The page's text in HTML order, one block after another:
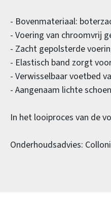
- Bovenmateriaal:
- Voering van chroomvrij
- Zacht gepolsterde
- Elastisch band zorgt
- Verwisselbaar voetbed
- Aangenaam lichte schoen
In het looiproces van de
Onderhoudsadvies: